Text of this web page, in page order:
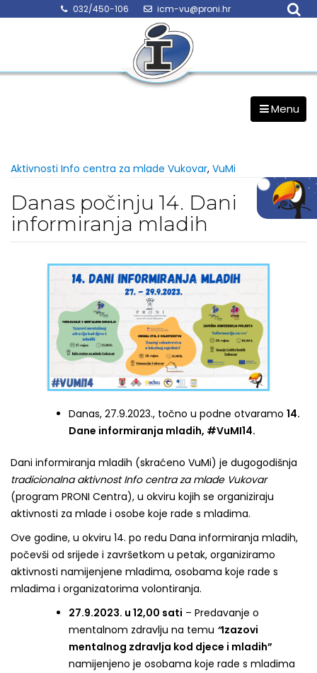
032/450-106 icm-vu@proni.hr
Menu
Aktivnosti Info centra za mlade Vukovar, VuMi
Danas počinju 14. Dani
informiranja mladih
Danas, 27.9.2023., točno u podne otvaramo 14.
Dane informiranja mladih, #VuMI14.
Dani informiranja mladih (skraćeno VuMi) je dugogodišnja
tradicionalna aktivnost Info centra za mlade Vukovar
(program PRONI Centra), u okviru kojih se organiziraju
aktivnosti za mlade i osobe koje rade s mladima.
Ove godine, u okviru 14. po redu Dana informiranja mladih,
počevši od srijede i završetkom u petak, organiziramo
aktivnosti namijenjene mladima, osobama koje rade s
mladima i organizatorima volontiranja.
27.9.2023. u 12,00 sati – Predavanje o
mentalnom zdravlju na temu “Izazovi
mentalnog zdravlja kod djece i mladih”
namijenjeno je osobama koje rade s mladima